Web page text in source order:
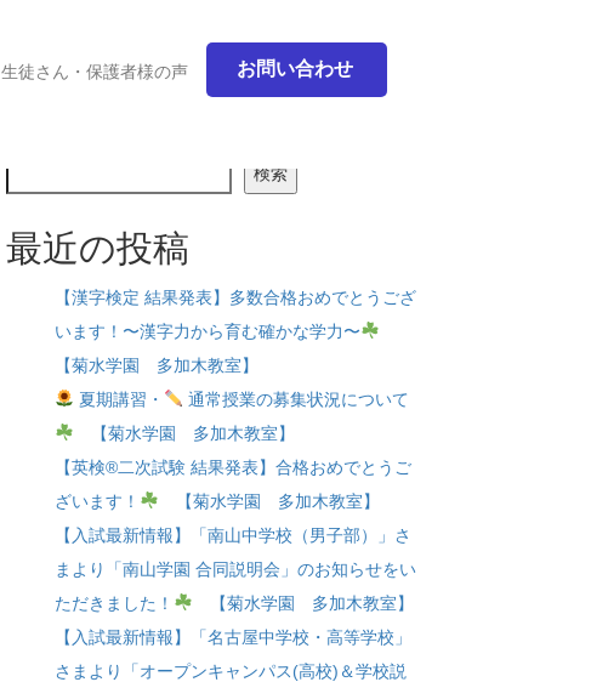
生徒さん・保護者様の声 お問い合わせ
検索
最近の投稿
【漢字検定 結果発表】多数合格おめでとうござ
います！〜漢字力から育む確かな学力〜
【菊水学園 多加木教室】
夏期講習・
通常授業の募集状況について
【菊水学園 多加木教室】
【英検®二次試験 結果発表】合格おめでとうご
ざいます！
【菊水学園 多加木教室】
【入試最新情報】「南山中学校（男子部）」さ
まより「南山学園 合同説明会」のお知らせをい
ただきました！
【菊水学園 多加木教室】
【入試最新情報】「名古屋中学校・高等学校」
さまより「オープンキャンパス(高校)＆学校説